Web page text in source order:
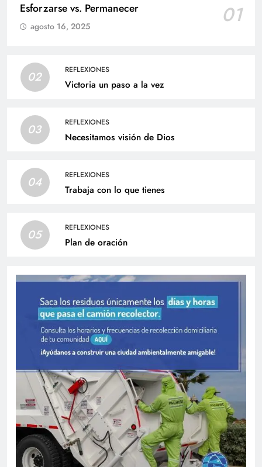
Esforzarse vs. Permanecer 01
agosto 16, 2025
02 REFLEXIONES
Victoria un paso a la vez
03 REFLEXIONES
Necesitamos visión de Dios
04 REFLEXIONES
Trabaja con lo que tienes
05 REFLEXIONES
Plan de oración